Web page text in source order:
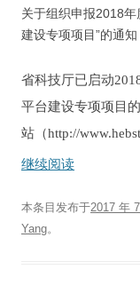
关于组织申报2018
建设专项项目”的通知
省科技厅已启动
平台建设专项项目
站（http://
继续阅读
本条目发布于2017 年
Yang。